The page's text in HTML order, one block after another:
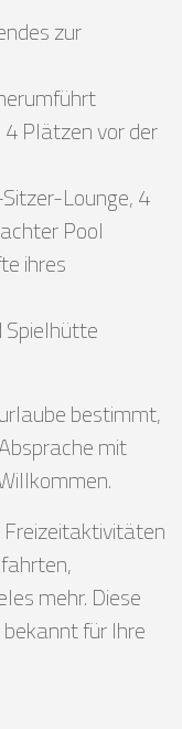
zur
4 Plätzen vor der
Lounge, 4
Pool
ihres
bestimmt,
mit
Freizeitaktivitäten
mehr. Diese
für Ihre